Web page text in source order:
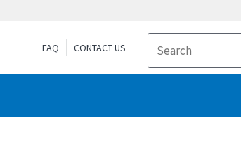
FAQ CONTACT US
Search